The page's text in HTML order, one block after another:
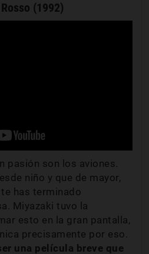
(1992)
pasión son los aviones.
niño y que de mayor,
has terminado
Miyazaki tuvo la
esto en la gran pantalla,
precisamente por eso.
una película breve que